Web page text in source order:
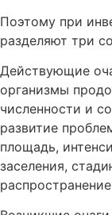
Поэтому при
разделяют три
Действующие
организмы
численности и
развитие
площадь,
заселения,